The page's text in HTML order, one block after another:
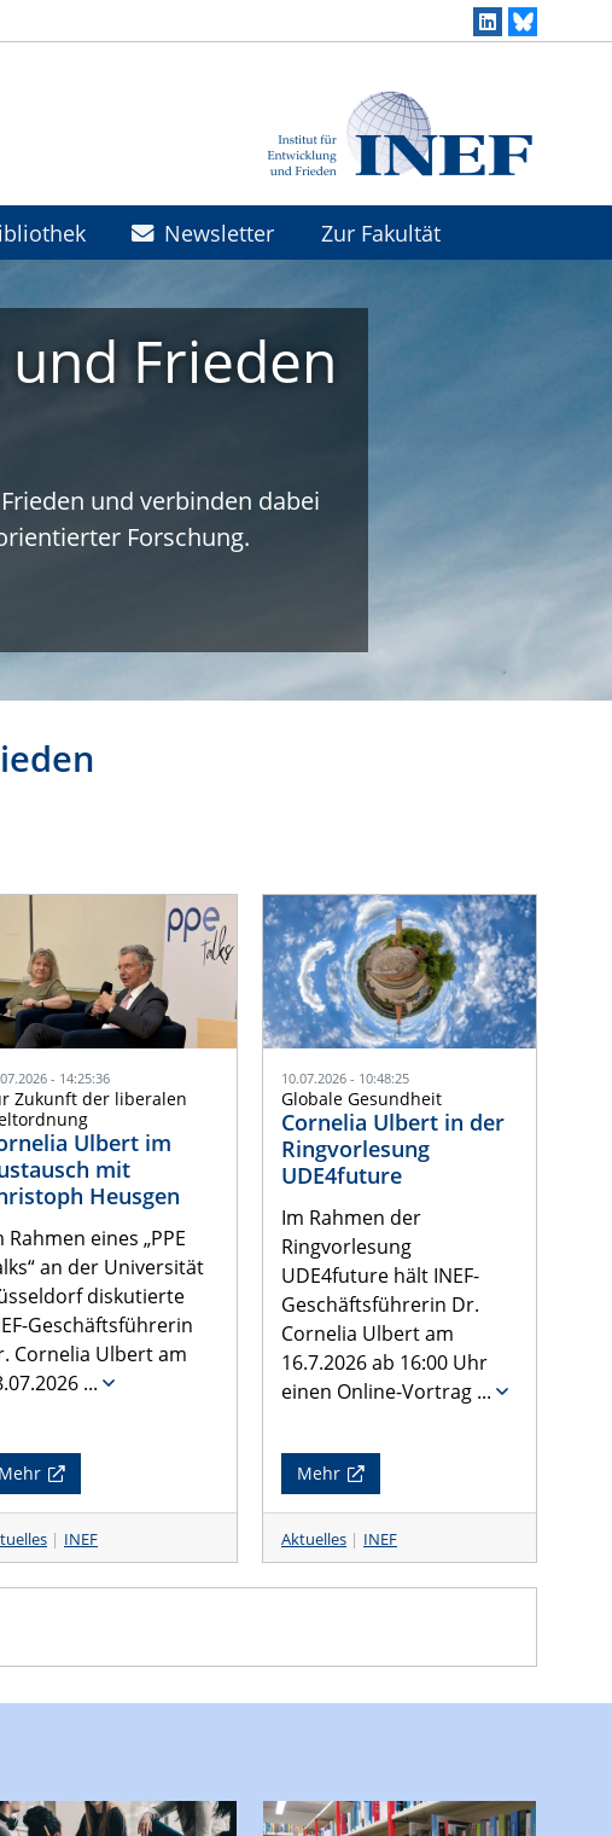
Newsletter Zur Fakultät
Frieden
und verbinden dabei
Forschung.
- 14:25:36
Zukunft der liberalen
Ulbert im
mit
Heusgen
Rahmen eines „PPE
an der Universität
diskutierte
Geschäftsführerin
Cornelia Ulbert am
...
Mehr
INEF
10.07.2026 - 10:48:25
Globale Gesundheit
Cornelia Ulbert in der
Ringvorlesung
UDE4future
Im Rahmen der
Ringvorlesung
UDE4future hält INEF-
Geschäftsführerin Dr.
Cornelia Ulbert am
16.7.2026 ab 16:00 Uhr
einen Online-Vortrag ...
Mehr
Aktuelles INEF